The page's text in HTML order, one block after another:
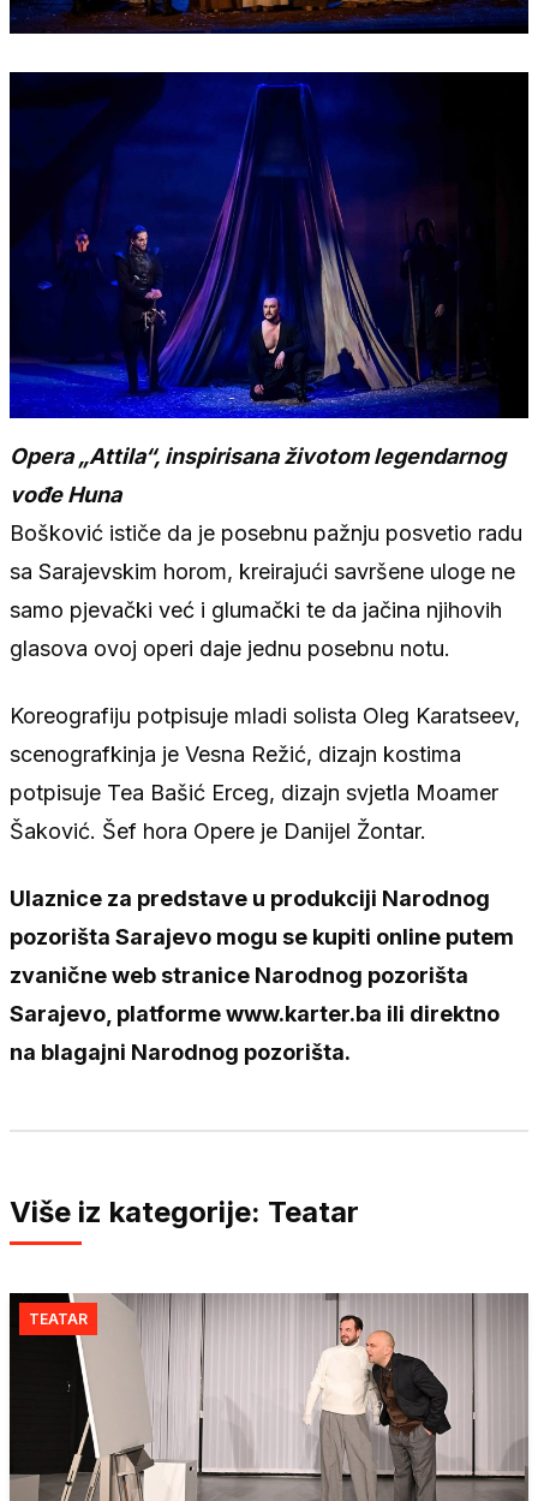
Opera „Attila“, inspirisana životom legendarnog
vođe Huna
Bošković ističe da je posebnu pažnju posvetio radu
sa Sarajevskim horom, kreirajući savršene uloge ne
samo pjevački već i glumački te da jačina njihovih
glasova ovoj operi daje jednu posebnu notu.
Koreografiju potpisuje mladi solista Oleg Karatseev,
scenografkinja je Vesna Režić, dizajn kostima
potpisuje Tea Bašić Erceg, dizajn svjetla Moamer
Šaković. Šef hora Opere je Danijel Žontar.
Ulaznice za predstave u produkciji Narodnog
pozorišta Sarajevo mogu se kupiti online putem
zvanične web stranice Narodnog pozorišta
Sarajevo, platforme www.karter.ba ili direktno
na blagajni Narodnog pozorišta.
Više iz kategorije: Teatar
TEATAR